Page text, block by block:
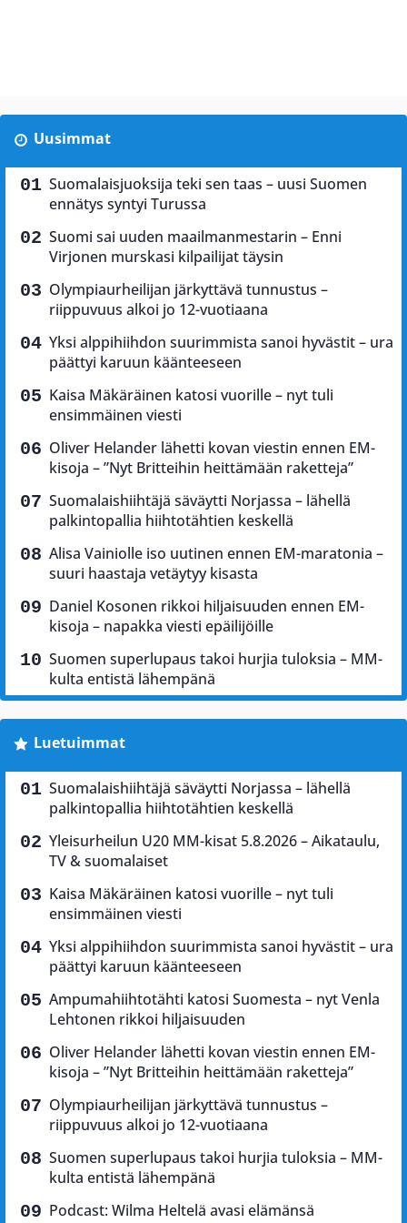
Uusimmat
Suomalaisjuoksija teki sen taas – uusi Suomen
ennätys syntyi Turussa
Suomi sai uuden maailmanmestarin – Enni
Virjonen murskasi kilpailijat täysin
Olympiaurheilijan järkyttävä tunnustus –
riippuvuus alkoi jo 12-vuotiaana
Yksi alppihiihdon suurimmista sanoi hyvästit – ura
päättyi karuun käänteeseen
Kaisa Mäkäräinen katosi vuorille – nyt tuli
ensimmäinen viesti
Oliver Helander lähetti kovan viestin ennen EM-
kisoja – ”Nyt Britteihin heittämään raketteja”
Suomalaishiihtäjä säväytti Norjassa – lähellä
palkintopallia hiihtotähtien keskellä
Alisa Vainiolle iso uutinen ennen EM-maratonia –
suuri haastaja vetäytyy kisasta
Daniel Kosonen rikkoi hiljaisuuden ennen EM-
kisoja – napakka viesti epäilijöille
Suomen superlupaus takoi hurjia tuloksia – MM-
kulta entistä lähempänä
Luetuimmat
Suomalaishiihtäjä säväytti Norjassa – lähellä
palkintopallia hiihtotähtien keskellä
Yleisurheilun U20 MM-kisat 5.8.2026 – Aikataulu,
TV & suomalaiset
Kaisa Mäkäräinen katosi vuorille – nyt tuli
ensimmäinen viesti
Yksi alppihiihdon suurimmista sanoi hyvästit – ura
päättyi karuun käänteeseen
Ampumahiihtotähti katosi Suomesta – nyt Venla
Lehtonen rikkoi hiljaisuuden
Oliver Helander lähetti kovan viestin ennen EM-
kisoja – ”Nyt Britteihin heittämään raketteja”
Olympiaurheilijan järkyttävä tunnustus –
riippuvuus alkoi jo 12-vuotiaana
Suomen superlupaus takoi hurjia tuloksia – MM-
kulta entistä lähempänä
Podcast: Wilma Heltelä avasi elämänsä